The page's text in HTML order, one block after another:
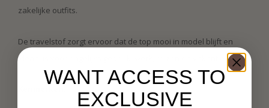
zakelijke outfits.
De travelstof zorgt ervoor dat de top mooi in model blijft en
ideaal is voor dagelijks gebruik, werk, reizen en vakantie.
WANT ACCESS TO
EXCLUSIVE